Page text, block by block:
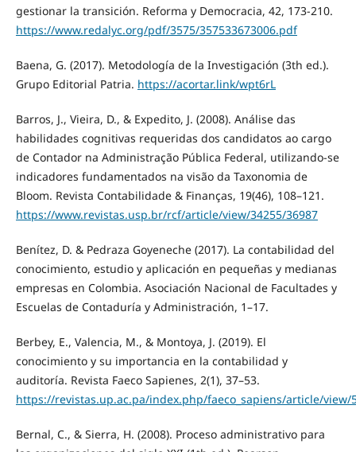
gestionar la transición. Reforma y Democracia, 42, 173-210.
https://www.redalyc.org/pdf/3575/357533673006.pdf
Baena, G. (2017). Metodología de la Investigación (3th ed.).
Grupo Editorial Patria. https://acortar.link/wpt6rL
Barros, J., Vieira, D., & Expedito, J. (2008). Análise das
habilidades cognitivas requeridas dos candidatos ao cargo
de Contador na Administração Pública Federal, utilizando-se
indicadores fundamentados na visão da Taxonomia de
Bloom. Revista Contabilidade & Finanças, 19(46), 108–121.
https://www.revistas.usp.br/rcf/article/view/34255/36987
Benítez, D. & Pedraza Goyeneche (2017). La contabilidad del
conocimiento, estudio y aplicación en pequeñas y medianas
empresas en Colombia. Asociación Nacional de Facultades y
Escuelas de Contaduría y Administración, 1–17.
Berbey, E., Valencia, M., & Montoya, J. (2019). El
conocimiento y su importancia en la contabilidad y
auditoría. Revista Faeco Sapienes, 2(1), 37–53.
https://revistas.up.ac.pa/index.php/faeco_sapiens/article/view/
Bernal, C., & Sierra, H. (2008). Proceso administrativo para